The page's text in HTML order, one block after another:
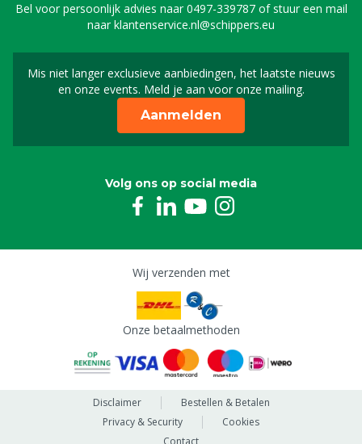
Bel voor persoonlijk advies naar0497-339787of stuur een mail
naarklantenservice.nl@schippers.eu
Mis niet langer exclusieve aanbiedingen, het laatste nieuws
en onze events. Meld je aan voor onze mailing.
Schrijf je in voor onze
Aanmelden
Volg ons op social media
Wij verzenden met
Onze betaalmethoden
Disclaimer
Bestellen & Betalen
Privacy & Security
Cookies
Contact